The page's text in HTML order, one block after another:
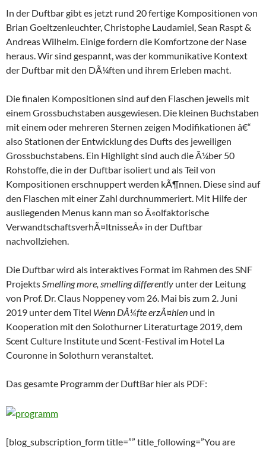
In der Duftbar gibt es jetzt rund 20 fertige Kompositionen von
Brian Goeltzenleuchter, Christophe Laudamiel, Sean Raspt &
Andreas Wilhelm. Einige fordern die Komfortzone der Nase
heraus. Wir sind gespannt, was der kommunikative Kontext
der Duftbar mit den DÃ¼ften und ihrem Erleben macht.
Die finalen Kompositionen sind auf den Flaschen jeweils mit
einem Grossbuchstaben ausgewiesen. Die kleinen Buchstaben
mit einem oder mehreren Sternen zeigen Modifikationen â€“
also Stationen der Entwicklung des Dufts des jeweiligen
Grossbuchstabens. Ein Highlight sind auch die Ã¼ber 50
Rohstoffe, die in der Duftbar isoliert und als Teil von
Kompositionen erschnuppert werden kÃ¶nnen. Diese sind auf
den Flaschen mit einer Zahl durchnummeriert. Mit Hilfe der
ausliegenden Menus kann man so Â«olfaktorische
VerwandtschaftsverhÃ¤ltnisseÂ» in der Duftbar
nachvollziehen.
Die Duftbar wird als interaktives Format im Rahmen des SNF
Projekts Smelling more, smelling differently unter der Leitung
von Prof. Dr. Claus Noppeney vom 26. Mai bis zum 2. Juni
2019 unter dem Titel Wenn DÃ¼fte erzÃ¤hlen und in
Kooperation mit den Solothurner Literaturtage 2019, dem
Scent Culture Institute und Scent-Festival im Hotel La
Couronne in Solothurn veranstaltet.
Das gesamte Programm der DuftBar hier als PDF:
[blog_subscription_form title=”” title_following=”You are